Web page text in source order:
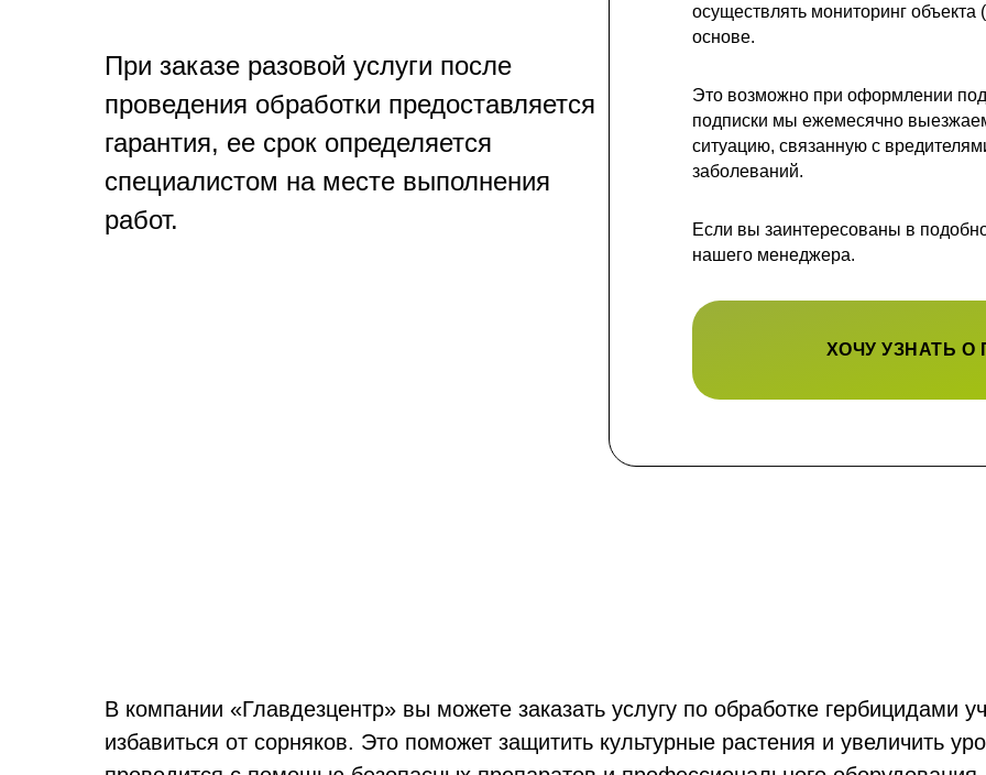
При заказе разовой услуги после
проведения обработки предоставляется
гарантия, ее срок определяется
специалистом на месте выполнения
работ.
осуществлять мониторинг
основе.
Это возможно при оформлении
подписки мы ежемесячно
ситуацию, связанную с
заболеваний.
Если вы заинтересованы в
нашего менеджера.
ХОЧУ УЗНАТЬ О
В компании «Главдезцентр» вы можете заказать услугу по обработке гербицидами
избавиться от сорняков. Это поможет защитить культурные растения и увеличить